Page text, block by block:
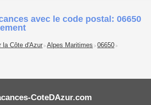
avec le code postal: 06650
la Côte d'Azur > Alpes Maritimes > 06650 >
CoteDAzur.com